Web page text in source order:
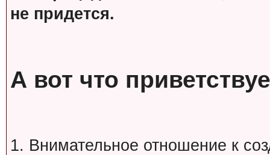
не придется.
А вот что
1. Внимательное отношение к